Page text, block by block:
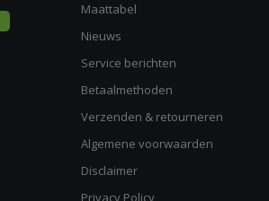
Maattabel
Nieuws
Service berichten
Betaalmethoden
Verzenden & retourneren
Algemene voorwaarden
Disclaimer
Privacy Policy